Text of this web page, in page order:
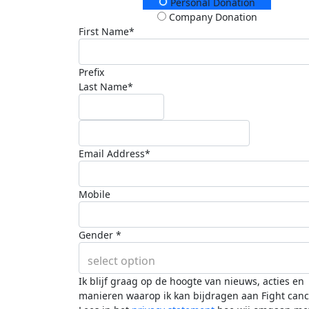
Donation TypeCompany Donation
First Name*
Prefix
Last Name*
Email Address*
Mobile
Gender *
select option
Ik blijf graag op de hoogte van nieuws, acties en
manieren waarop ik kan bijdragen aan Fight